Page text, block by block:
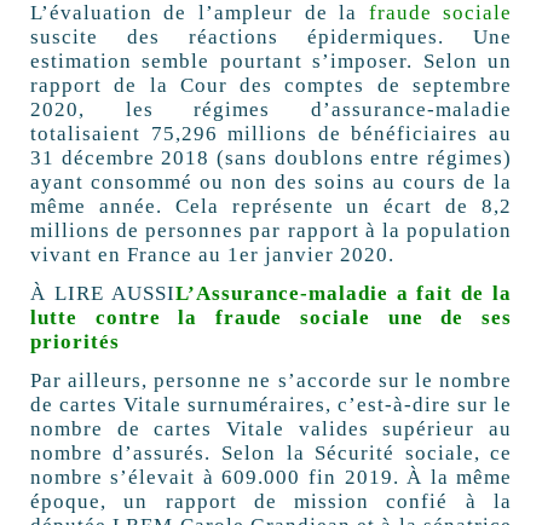
L’évaluation de l’ampleur de la fraude sociale
suscite des réactions épidermiques. Une
estimation semble pourtant s’imposer. Selon un
rapport de la Cour des comptes de septembre
2020, les régimes d’assurance-maladie
totalisaient 75,296 millions de bénéficiaires au
31 décembre 2018 (sans doublons entre régimes)
ayant consommé ou non des soins au cours de la
même année. Cela représente un écart de 8,2
millions de personnes par rapport à la population
vivant en France au 1er janvier 2020.
À LIRE AUSSIL’Assurance-maladie a fait de la
lutte contre la fraude sociale une de ses
priorités
Par ailleurs, personne ne s’accorde sur le nombre
de cartes Vitale surnuméraires, c’est-à-dire sur le
nombre de cartes Vitale valides supérieur au
nombre d’assurés. Selon la Sécurité sociale, ce
nombre s’élevait à 609.000 fin 2019. À la même
époque, un rapport de mission confié à la